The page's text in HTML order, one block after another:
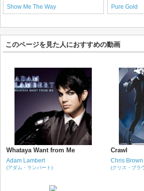
Show Me The Way
Pure Gold
このページを見た人におすすめの動画
Whataya Want from Me
Adam Lambert
(アダム・ランバート)
Crawl
Chris Brown
(クリス・ブラ